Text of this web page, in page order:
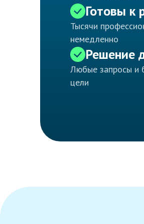
Готовы к
Тысячи
немедленно
Решение
Любые запросы и
цели